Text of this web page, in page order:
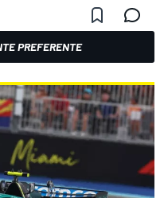
PREFERENTE